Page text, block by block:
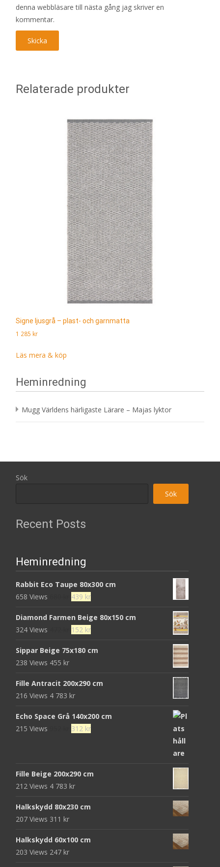
denna webbläsare till nästa gång jag skriver en
kommentar.
Relaterade produkter
Signe ljusgrå – plast- och garnmatta
1 285 kr
Läs mera & köp
Heminredning
Mugg Världens härligaste Lärare – Majas lyktor
Sök
Sök
Recent Posts
Heminredning
Rabbit Eco Taupe 80x300 cm
658 Views
Det
priset
var:
439 krDet
priset
är:
Diamond Farmen Beige 80x150 cm
324 Views
Det
priset
152 krDet
priset
Sippar Beige 75x180 cm
238 Views 455 kr
Fille Antracit 200x290 cm
216 Views 4 783 kr
Echo Space Grå 140x200 cm
215 Views
Det
952 kr.
312 krDet
312 kr.
Fille Beige 200x290 cm
212 Views 4 783 kr
Halkskydd 80x230 cm
207 Views 311 kr
Halkskydd 60x100 cm
203 Views 247 kr